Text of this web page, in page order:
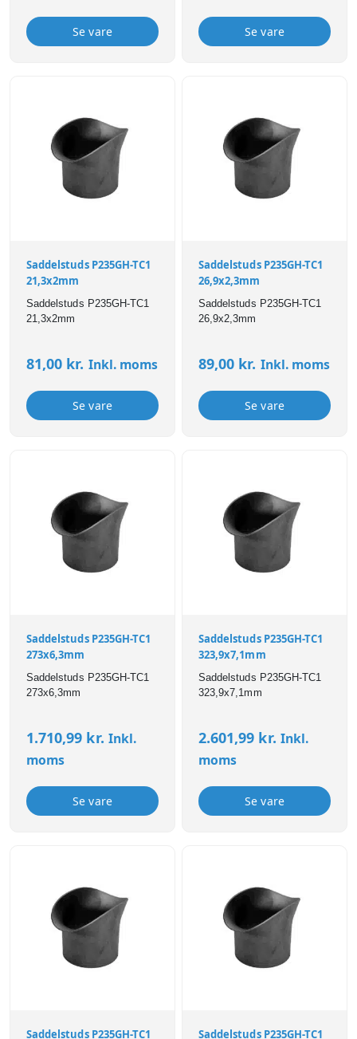
Se vare Se vare
Saddelstuds P235GH-TC1
21,3x2mm
Saddelstuds P235GH-TC1
21,3x2mm
81,00 kr. Inkl. moms
Se vare
Saddelstuds P235GH-TC1
26,9x2,3mm
Saddelstuds P235GH-TC1
26,9x2,3mm
89,00 kr. Inkl. moms
Se vare
Saddelstuds P235GH-TC1
273x6,3mm
Saddelstuds P235GH-TC1
273x6,3mm
1.710,99 kr. Inkl.
moms
Se vare
Saddelstuds P235GH-TC1
323,9x7,1mm
Saddelstuds P235GH-TC1
323,9x7,1mm
2.601,99 kr. Inkl.
moms
Se vare
Saddelstuds P235GH-TC1 Saddelstuds P235GH-TC1